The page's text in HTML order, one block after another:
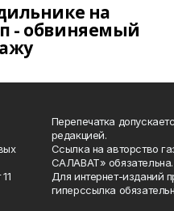
на
- обвиняемый
Перепечатка
редакцией.
Ссылка на авторство
САЛАВАТ» обязательна.
Для интернет-изданий
гиперссылка